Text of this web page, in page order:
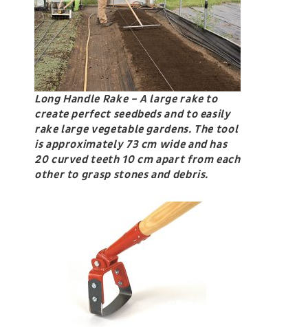
Long Handle Rake – A large rake to
create perfect seedbeds and to easily
rake large vegetable gardens. The tool
is approximately 73 cm wide and has
20 curved teeth 10 cm apart from each
other to grasp stones and debris.